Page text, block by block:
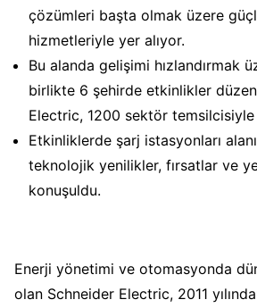
çözümleri başta olmak üzere
hizmetleriyle yer alıyor.
Bu alanda gelişimi hızlandırmak
birlikte 6 şehirde etkinlikler
Electric, 1200 sektör
Etkinliklerde şarj istasyonları
teknolojik yenilikler, fırsatlar ve
konuşuldu.
Enerji yönetimi ve otomasyonda
olan Schneider Electric, 2011